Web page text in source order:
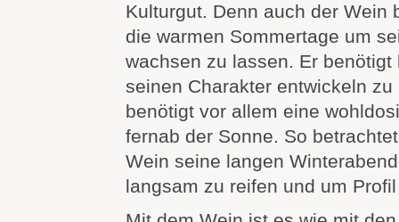
Kulturgut. Denn auch der Wein
die warmen Sommertage um
wachsen zu lassen. Er benötigt
seinen Charakter entwickeln
benötigt vor allem eine
fernab der Sonne. So
Wein seine langen
langsam zu reifen und um